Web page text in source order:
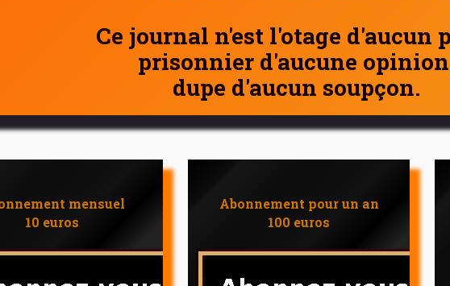
Ce journal n'est l'otage d'aucun
prisonnier d'aucune
dupe d'aucun soupçon.
mensuel
10 euros
Abonnement pour un an
100 euros